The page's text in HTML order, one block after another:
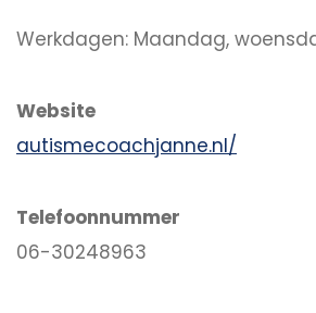
Werkdagen: Maandag,
Website
autismecoachjanne.nl/
Telefoonnummer
06-30248963